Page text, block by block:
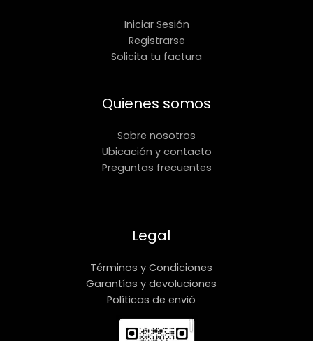
Iniciar Sesión
Registrarse
Solicita tu factura
Quienes somos
Sobre nosotros
Ubicación y contacto
Preguntas frecuentes
Legal
Términos y Condiciones
Garantías y devoluciones
Políticas de envió